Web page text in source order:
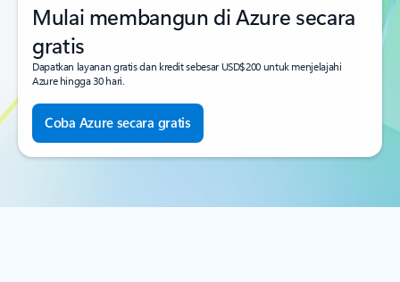
Mulai membangun di Azure secara
gratis
Dapatkan layanan gratis dan kredit sebesar USD$200 untuk menjelajahi
Azure hingga 30 hari.
Coba Azure secara gratis